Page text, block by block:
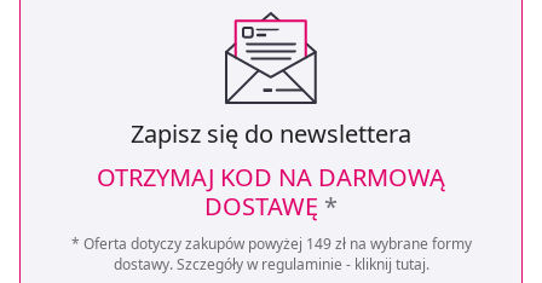
Zapisz się do newslettera
OTRZYMAJ KOD NA DARMOWĄ
DOSTAWĘ *
* Oferta dotyczy zakupów powyżej 149 zł na wybrane formy
dostawy. Szczegóły w regulaminie - kliknij tutaj.